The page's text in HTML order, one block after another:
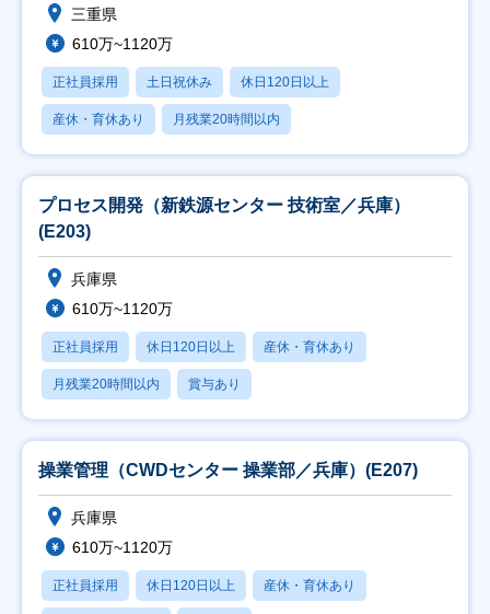
三重県
610万~1120万
正社員採用 土日祝休み 休日120日以上
産休・育休あり 月残業20時間以内
プロセス開発（新鉄源センター 技術室／兵庫）
(E203)
兵庫県
610万~1120万
正社員採用 休日120日以上 産休・育休あり
月残業20時間以内 賞与あり
操業管理（CWDセンター 操業部／兵庫）(E207)
兵庫県
610万~1120万
正社員採用 休日120日以上 産休・育休あり